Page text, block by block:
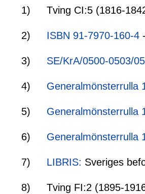
1) Tving CI:5 (1816-
2) ISBN 91-7970-160-4
3) SE/KrA/0500-0503/
4) Generalmönsterrulla
5) Generalmönsterrulla
6) Generalmönsterrulla
7) LIBRIS: Sveriges
8) Tving FI:2 (1895-